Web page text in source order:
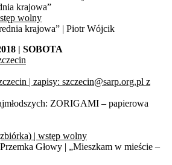
krajowa”
wolny
krajowa” | Piotr Wójcik
| SOBOTA
| zapisy: szczecin@sarp.org.pl z
ZORIGAMI – papierowa
| wstęp wolny
Głowy | „Mieszkam w mieście –